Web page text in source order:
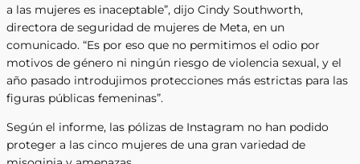
a las mujeres es inaceptable”, dijo Cindy Southworth,
directora de seguridad de mujeres de Meta, en un
comunicado. “Es por eso que no permitimos el odio por
motivos de género ni ningún riesgo de violencia sexual, y el
año pasado introdujimos protecciones más estrictas para las
figuras públicas femeninas”.
Según el informe, las pólizas de Instagram no han podido
proteger a las cinco mujeres de una gran variedad de